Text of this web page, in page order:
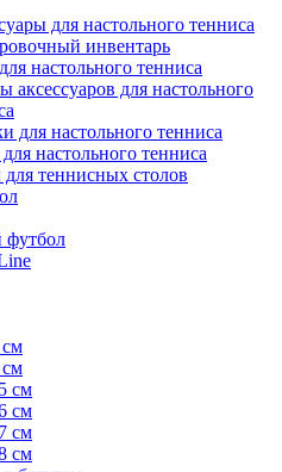
для настольного тенниса
инвентарь
настольного тенниса
аксессуаров для настольного
для настольного тенниса
настольного тенниса
теннисных столов
футбол
см
см
см
см